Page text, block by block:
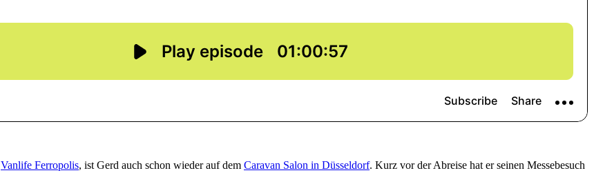
Vanlife Ferropolis, ist Gerd auch schon wieder auf dem Caravan Salon in Düsseldorf. Kurz vor der Abreise hat er seinen Messebesuch